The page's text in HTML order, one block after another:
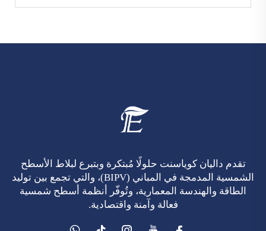
تقدم داليان كوياسنت حلولًا مُبتكرة وبتبرع لبلاط الأسطح
الشمسية المدمجة في المباني (BIPV)، والتي تجمع بين توليد
الطاقة والهندسة المعمارية، وتُوفّر أنظمة أسطح شمسية
فعالة وآمنة واقتصادية.